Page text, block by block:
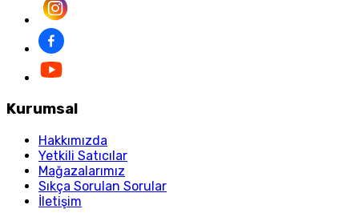
Kurumsal
Hakkımızda
Yetkili Satıcılar
Mağazalarımız
Sıkça Sorulan Sorular
İletişim